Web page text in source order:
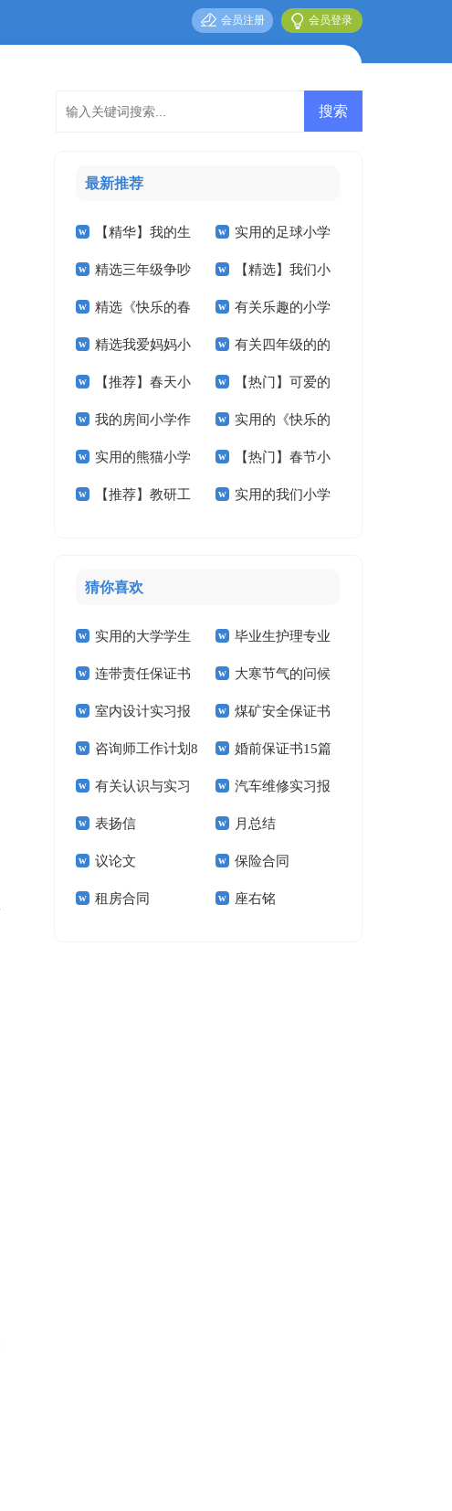
会员登录
会员注册
最新推荐
【精华】我的生
活小学作文四篇
实用的足球小学
作文合集八篇
精选三年级争吵
作文300字四篇
【精选】我们小
学作文300字六篇
精选《快乐的春
节》小学作文合集九
篇
有关乐趣的小学
作文合集10篇
精选我爱妈妈小
学作文4篇
有关四年级的的
暑假作文3篇
【推荐】春天小
学作文十篇
【热门】可爱的
小学作文300字3篇
我的房间小学作
文汇编5篇
实用的《快乐的
春节》小学作文3篇
实用的熊猫小学
作文合集五篇
【热门】春节小
学作文400字四篇
【推荐】教研工 实用的我们小学
猜你喜欢
实用的大学学生
实习报告范文锦集六
篇
毕业生护理专业
求职信精选15篇
连带责任保证书 大寒节气的问候
祝福语
室内设计实习报
告汇编15篇
煤矿安全保证书
(15篇)
咨询师工作计划8
篇
婚前保证书15篇
有关认识与实习
报告模板集锦十篇
汽车维修实习报
告(汇编15篇)
表扬信 月总结
议论文 保险合同
租房合同 座右铭